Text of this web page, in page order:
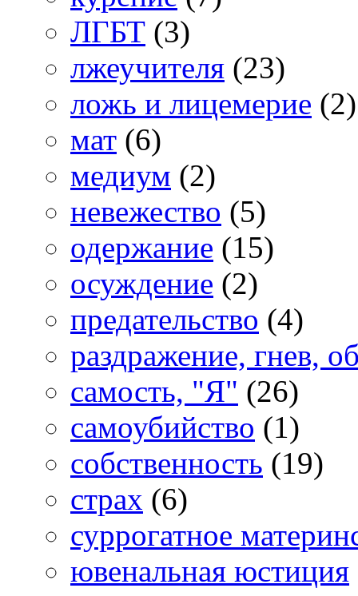
ЛГБТ (3)
лжеучителя (23)
ложь и лицемерие (2)
мат (6)
медиум (2)
невежество (5)
одержание (15)
осуждение (2)
предательство (4)
раздражение, гнев,
самость, "Я" (26)
самоубийство (1)
собственность (19)
страх (6)
суррогатное
ювенальная юстиция